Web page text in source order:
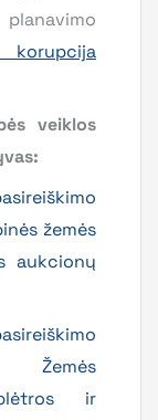
veiklos
žemės
aukcionų
Žemės
ir